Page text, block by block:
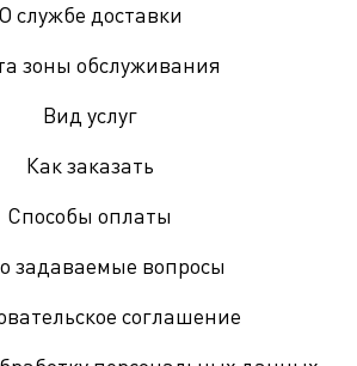
О службе доставки
зоны обслуживания
Вид услуг
Как заказать
Способы оплаты
задаваемые вопросы
соглашение